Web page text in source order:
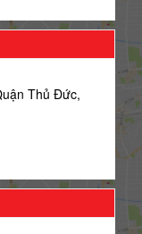
Thủ Đức,